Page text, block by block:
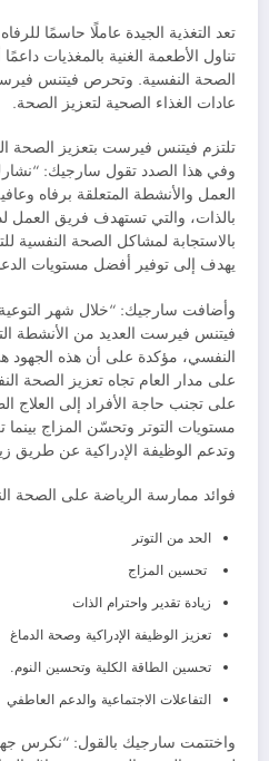
تعد التغذية الجيدة عاملًا حاسمًا
تناول الأطعمة الغنية بالمغذيات
الصحة النفسية. وتحرص فيتنس
عادات الغذاء الصحية لتعزيز الصحة.
تلتزم فيتنس فيرست بتعزيز الصحة
وفي هذا الصدد تقول سارجيك:
العمل والأنشطة المتعلقة برفاه
بالذات، والتي تستهدف فريق العمل
بالاستجابة لمشاكل الصحة النفسية
يهدف إلى توفير أفضل مستويات
وأضافت سارجيك: “خلال شهر
فيتنس فيرست العديد من الأنشطة
النفسي، مؤكدة على أن هذه الجهود
على مدار العام تجاه تعزيز الصحة
على تجنب حاجة الأفراد إلى العلاج
مستويات التوتر وتحسّن المزاج بينما
وتدعم الوظيفة الإدراكية عن طريق
فوائد ممارسة الرياضة على الصحة
الحد من التوتر
تحسين المزاج
زيادة تقدير واحترام الذات
تعزيز الوظيفة الإدراكية وصحة الدماغ
تحسين الطاقة الكلية وتحسين النوم.
التفاعلات الاجتماعية والدعم العاطفي
واختتمت سارجيك بالقول: “نكرس